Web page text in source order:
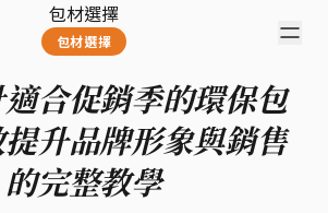
包材選擇
包材選擇
合促銷季的環保包
升品牌形象與銷售
的完整教學